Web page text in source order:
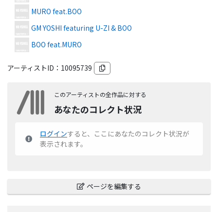
MURO feat.BOO
GM YOSHI featuring U-ZI & BOO
BOO feat.MURO
アーティストID： 10095739
このアーティストの全作品に対する
あなたのコレクト状況
ログインすると、ここにあなたのコレクト状況が
表示されます。
ページを編集する